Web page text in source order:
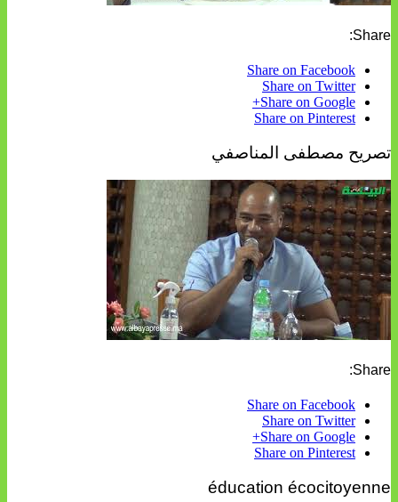
Share:
Share on Facebook
Share on Twitter
Share on Google+
Share on Pinterest
تصريح مصطفى المناصفي
Share:
Share on Facebook
Share on Twitter
Share on Google+
Share on Pinterest
éducation écocitoyenne